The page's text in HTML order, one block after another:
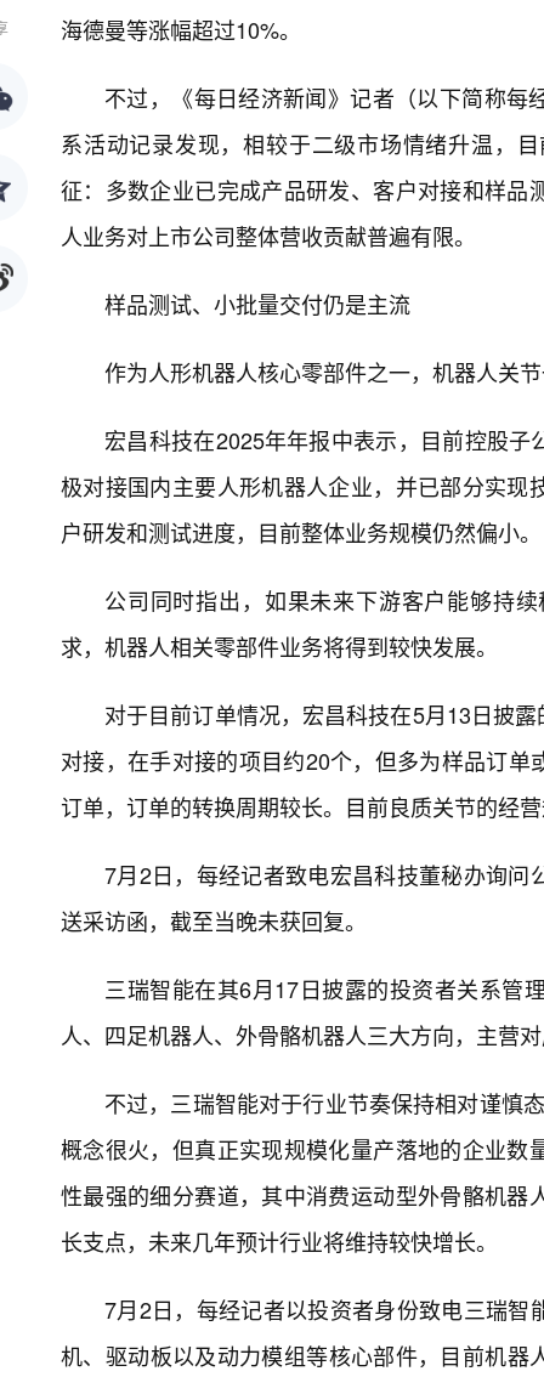
海德曼等涨幅超过10%。
不过，《每日经济新闻》记者（以下简称
系活动记录发现，相较于二级市场情绪升温，
征：多数企业已完成产品研发、客户对接和样
人业务对上市公司整体营收贡献普遍有限。
样品测试、小批量交付仍是主流
作为人形机器人核心零部件之一，机器人关
宏昌科技在2025年年报中表示，目前控股
极对接国内主要人形机器人企业，并已部分实
户研发和测试进度，目前整体业务规模仍然偏小。
公司同时指出，如果未来下游客户能够持
求，机器人相关零部件业务将得到较快发展。
对于目前订单情况，宏昌科技在5月13日披
对接，在手对接的项目约20个，但多为样品订
订单，订单的转换周期较长。目前良质关节的经
7月2日，每经记者致电宏昌科技董秘办询
送采访函，截至当晚未获回复。
三瑞智能在其6月17日披露的投资者关系管
人、四足机器人、外骨骼机器人三大方向，主营
不过，三瑞智能对于行业节奏保持相对谨慎
概念很火，但真正实现规模化量产落地的企业
性最强的细分赛道，其中消费运动型外骨骼机
长支点，未来几年预计行业将维持较快增长。
7月2日，每经记者以投资者身份致电三瑞
机、驱动板以及动力模组等核心部件，目前机